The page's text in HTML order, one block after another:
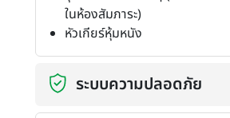
ในห้องสัมภาระ)
หัวเกียร์หุ้มหนัง
ระบบความปลอดภัย